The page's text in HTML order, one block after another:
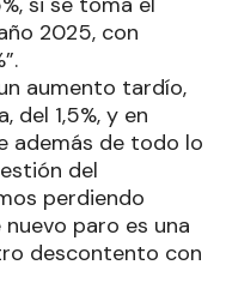
2025, con
aumento tardío,
del 1,5%, y en
además de todo lo
del
perdiendo
paro es una
descontento con